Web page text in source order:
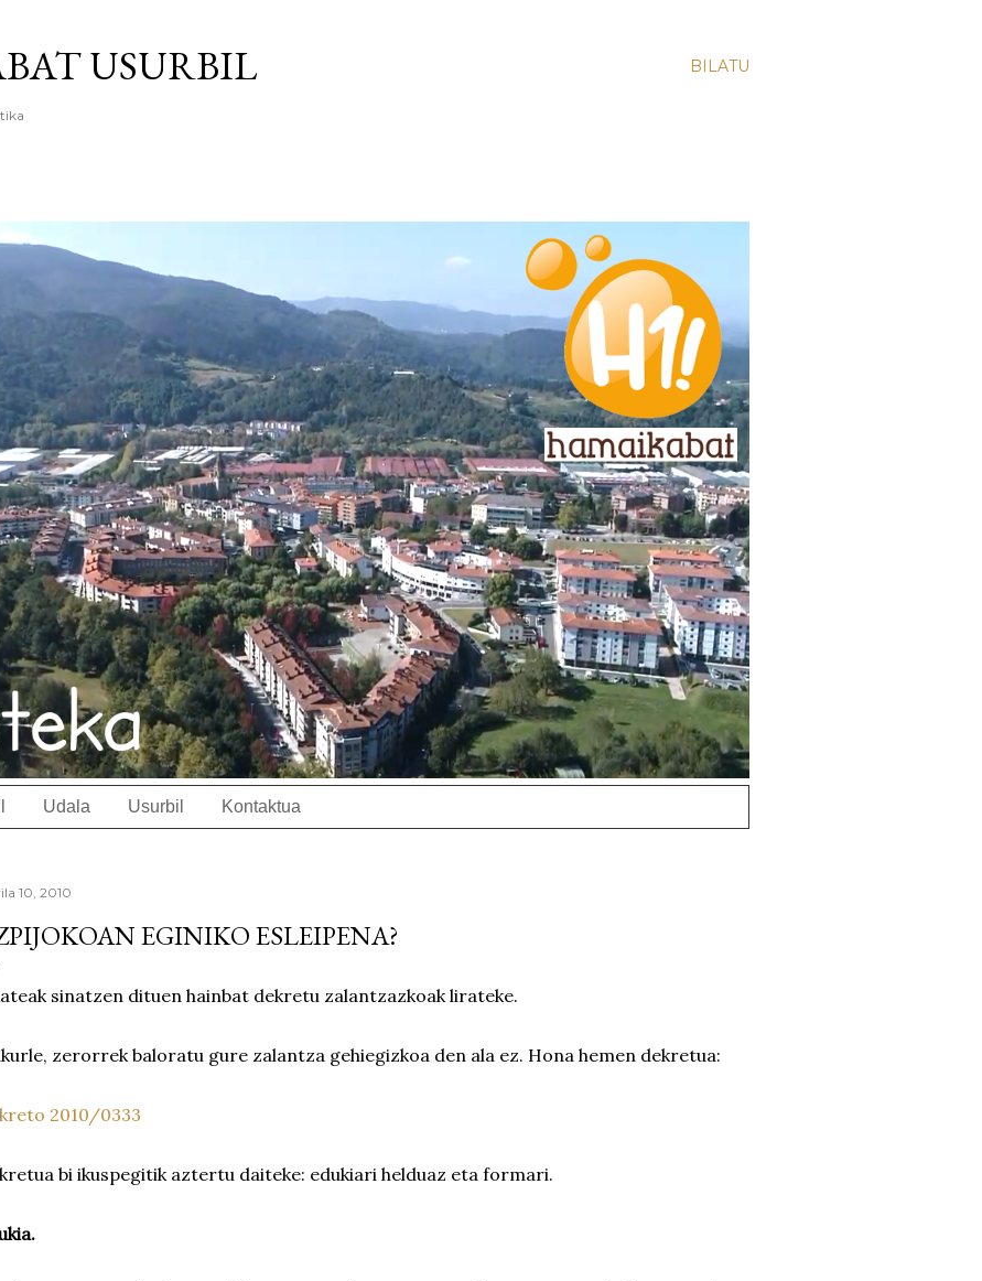
BILATU
USURBIL
Udala Usurbil Kontaktua
10, 2010
EGINIKO ESLEIPENA?
sinatzen dituen hainbat dekretu zalantzazkoak lirateke.
zerorrek baloratu gure zalantza gehiegizkoa den ala ez. Hona hemen dekretua:
2010/0333
bi ikuspegitik aztertu daiteke: edukiari helduaz eta formari.